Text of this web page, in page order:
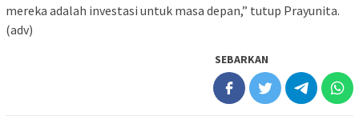
mereka adalah investasi untuk masa depan,” tutup Prayunita.
(adv)
SEBARKAN